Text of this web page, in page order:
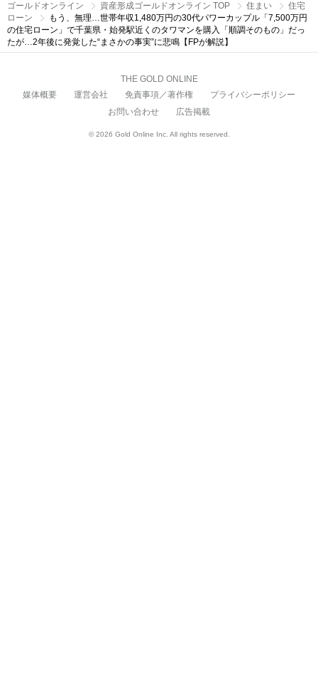
ゴールドオンライン 資産形成ゴールドオンライン TOP 住まい
住宅
ローン
もう、無理…世帯年収1,480万円の30代パワーカップル「7,500万円
の住宅ローン」で千葉県・始発駅近くのタワマンを購入「順調そのもの」だっ
たが…2年後に発覚した“まさかの事実”に悲鳴【FPが解説】
THE GOLD ONLINE
媒体概要
運営会社 免責事項／著作権
プライバシーポリシー
お問い合わせ
広告掲載
© 2026 Gold Online Inc. All rights reserved.